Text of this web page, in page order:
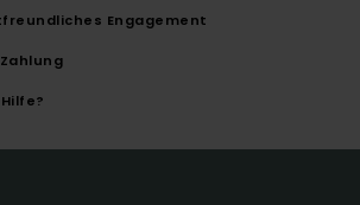
Engagement